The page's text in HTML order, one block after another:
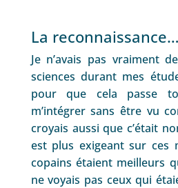
La
Je n’avais pas vraiment
sciences durant mes
pour que cela passe
m’intégrer sans être vu
croyais aussi que c’était
est plus exigeant sur ces
copains étaient meilleurs
ne voyais pas ceux qui